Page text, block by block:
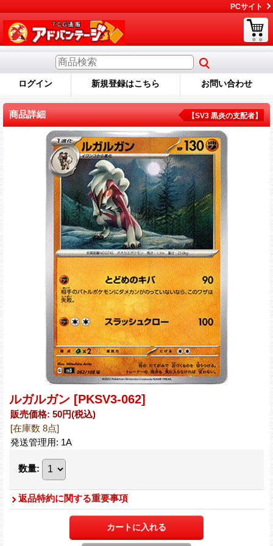
PCサイト
ログイン 新規登録はこちら お問い合わせ
商品詳細 【SV3 黒炎の支配者】
ルガルガン [PKSV3-062]
販売価格: 50円(税込)
[在庫数 8点]
発送管理用: 1A
数量:
返品特約に関する重要事項